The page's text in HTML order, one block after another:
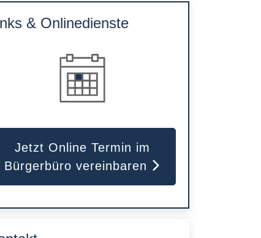
& Onlinedienste
Jetzt Online Termin im
Bürgerbüro vereinbaren